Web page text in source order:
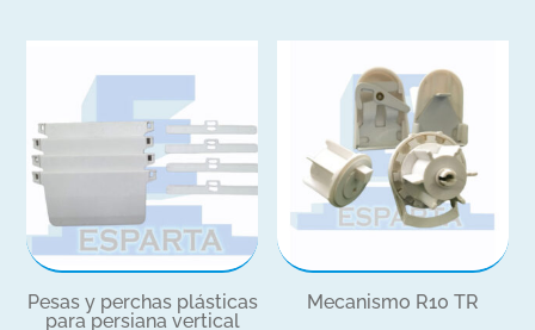
Pesas y perchas plásticas
para persiana vertical
Mecanismo R10 TR